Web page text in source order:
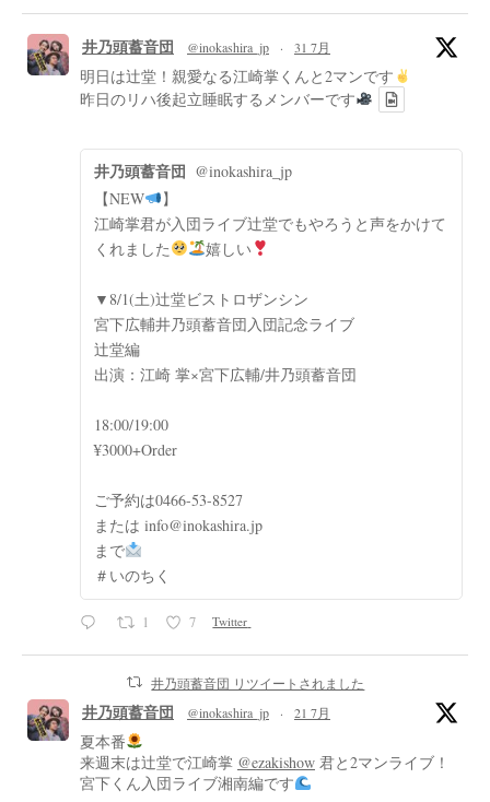
井乃頭蓄音団 @inokashira_jp · 31 7月
明日は辻堂！親愛なる江崎掌くんと2マンです
昨日のリハ後起立睡眠するメンバーです
井乃頭蓄音団 @inokashira_jp
【NEW
】
江崎掌君が入団ライブ辻堂でもやろうと声をかけて
くれました
嬉しい
▼8/1(土)辻堂ビストロザンシン
宮下広輔井乃頭蓄音団入団記念ライブ
辻堂編
出演：江崎 掌×宮下広輔/井乃頭蓄音団
18:00/19:00
¥3000+Order
ご予約は0466-53-8527
または info@inokashira.jp
まで
＃いのちく
1 7 Twitter
井乃頭蓄音団 リツイートされました
井乃頭蓄音団 @inokashira_jp · 21 7月
夏本番
来週末は辻堂で江崎掌 @ezakishow 君と2マンライブ！
宮下くん入団ライブ湘南編です